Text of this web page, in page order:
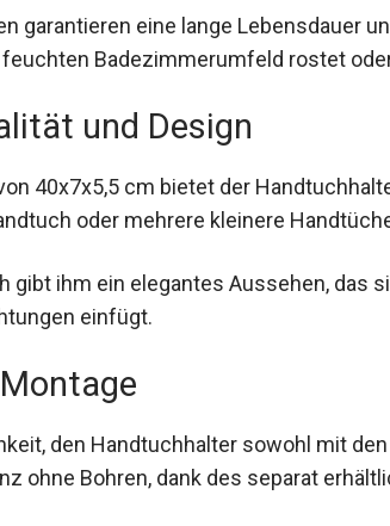
garantieren eine lange Lebensdauer
Badezimmerumfeld rostet
und Design
40x7x5,5 cm bietet der
oder mehrere kleinere
gibt ihm ein elegantes Aussehen, das
einfügt.
den Handtuchhalter sowohl mit
ohne Bohren, dank des separat